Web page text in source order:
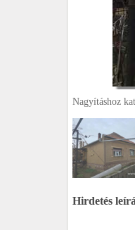
Nagyításhoz
Hirdetés